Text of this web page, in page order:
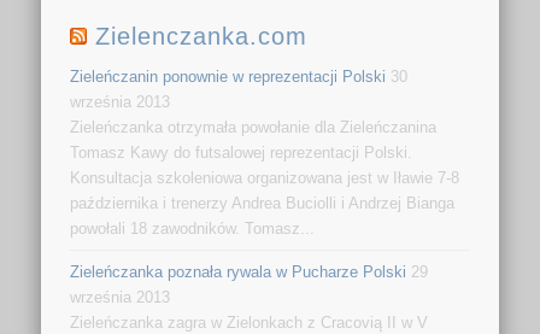
Zielenczanka.com
Zieleńczanin ponownie w reprezentacji Polski 30
września 2013
Zieleńczanka otrzymała powołanie dla Zieleńczanina
Tomasz Kawy do futsalowej reprezentacji Polski.
Konsultacja szkoleniowa organizowana jest w Iławie 7-8
października i trenerzy Andrea Buciolli i Andrzej Bianga
powołali 18 zawodników. Tomasz...
Zieleńczanka poznała rywala w Pucharze Polski 29
września 2013
Zieleńczanka zagra w Zielonkach z Cracovią II w V